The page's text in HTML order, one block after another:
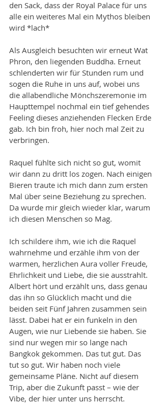
den Sack, dass der Royal Palace für uns
alle ein weiteres Mal ein Mythos bleiben
wird *lach*
Als Ausgleich besuchten wir erneut Wat
Phron, den liegenden Buddha. Erneut
schlenderten wir für Stunden rum und
sogen die Ruhe in uns auf, wobei uns
die allabendliche Mönchszeremonie im
Haupttempel nochmal ein tief gehendes
Feeling dieses anziehenden Flecken Erde
gab. Ich bin froh, hier noch mal Zeit zu
verbringen.
Raquel fühlte sich nicht so gut, womit
wir dann zu dritt los zogen. Nach einigen
Bieren traute ich mich dann zum ersten
Mal über seine Beziehung zu sprechen.
Da wurde mir gleich wieder klar, warum
ich diesen Menschen so Mag.
Ich schildere ihm, wie ich die Raquel
wahrnehme und erzähle ihm von der
warmen, herzlichen Aura voller Freude,
Ehrlichkeit und Liebe, die sie ausstrahlt.
Albert hört und erzählt uns, dass genau
das ihn so Glücklich macht und die
beiden seit Fünf Jahren zusammen sein
lässt. Dabei hat er ein funkeln in den
Augen, wie nur Liebende sie haben. Sie
sind nur wegen mir so lange nach
Bangkok gekommen. Das tut gut. Das
tut so gut. Wir haben noch viele
gemeinsame Pläne. Nicht auf diesem
Trip, aber die Zukunft passt – wie der
Vibe, der hier unter uns herrscht.